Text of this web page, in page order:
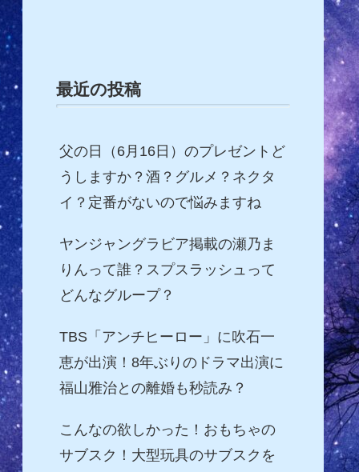
最近の投稿
父の日（6月16日）のプレゼントど
うしますか？酒？グルメ？ネクタ
イ？定番がないので悩みますね
ヤンジャングラビア掲載の瀬乃ま
りんって誰？スプスラッシュって
どんなグループ？
TBS「アンチヒーロー」に吹石一
恵が出演！8年ぶりのドラマ出演に
福山雅治との離婚も秒読み？
こんなの欲しかった！おもちゃの
サブスク！大型玩具のサブスクを